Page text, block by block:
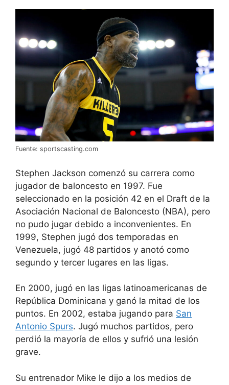
Fuente: sportscasting.com
Stephen Jackson comenzó su carrera como
jugador de baloncesto en 1997. Fue
seleccionado en la posición 42 en el Draft de la
Asociación Nacional de Baloncesto (NBA), pero
no pudo jugar debido a inconvenientes. En
1999, Stephen jugó dos temporadas en
Venezuela, jugó 48 partidos y anotó como
segundo y tercer lugares en las ligas.
En 2000, jugó en las ligas latinoamericanas de
República Dominicana y ganó la mitad de los
puntos. En 2002, estaba jugando para San
Antonio Spurs. Jugó muchos partidos, pero
perdió la mayoría de ellos y sufrió una lesión
grave.
Su entrenador Mike le dijo a los medios de